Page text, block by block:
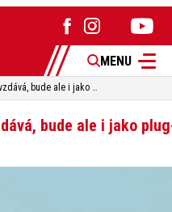
MENU
Nový Captur se nafty nevzdává, bude ale i jako plug-in hybrid
bude ale i jako